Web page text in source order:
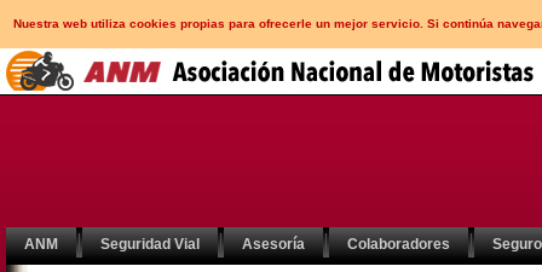
Nuestra web utiliza cookies propias para ofrecerle un mejor servicio. Si continúa
ANM Seguridad Vial Asesoría Colaboradores